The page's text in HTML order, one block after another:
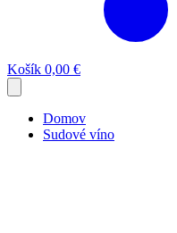
Košík 0,00 €
Domov
Sudové víno